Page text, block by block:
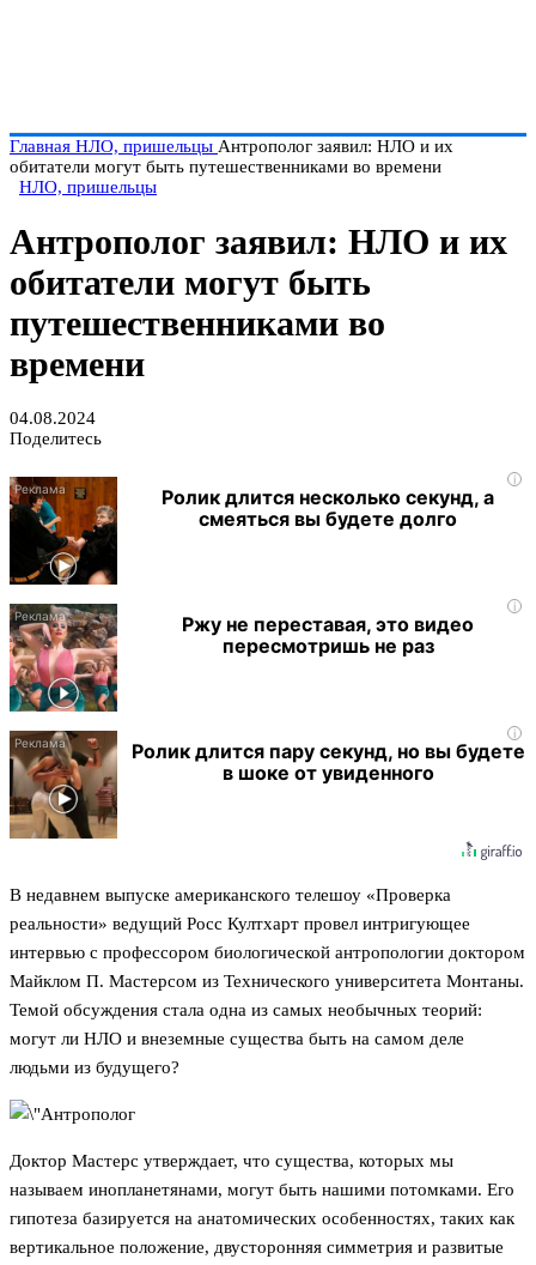
Главная НЛО, пришельцы Антрополог заявил: НЛО и их
обитатели могут быть путешественниками во времени
НЛО, пришельцы
Антрополог заявил: НЛО и их
обитатели могут быть
путешественниками во
времени
04.08.2024
Поделитесь
i
Ролик длится несколько секунд, а
смеяться вы будете долго
i
Ржу не переставая, это видео
пересмотришь не раз
i
Ролик длится пару секунд, но вы будете
в шоке от увиденного
В недавнем выпуске американского телешоу «Проверка
реальности» ведущий Росс Култхарт провел интригующее
интервью с профессором биологической антропологии доктором
Майклом П. Мастерсом из Технического университета Монтаны.
Темой обсуждения стала одна из самых необычных теорий:
могут ли НЛО и внеземные существа быть на самом деле
людьми из будущего?
Доктор Мастерс утверждает, что существа, которых мы
называем инопланетянами, могут быть нашими потомками. Его
гипотеза базируется на анатомических особенностях, таких как
вертикальное положение, двусторонняя симметрия и развитые